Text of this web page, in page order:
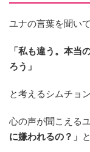
ユナの言葉を聞いて
「私も違う。本当
ろう」
と考えるシムチョン
心の声が聞こえる
に嫌われるの？」